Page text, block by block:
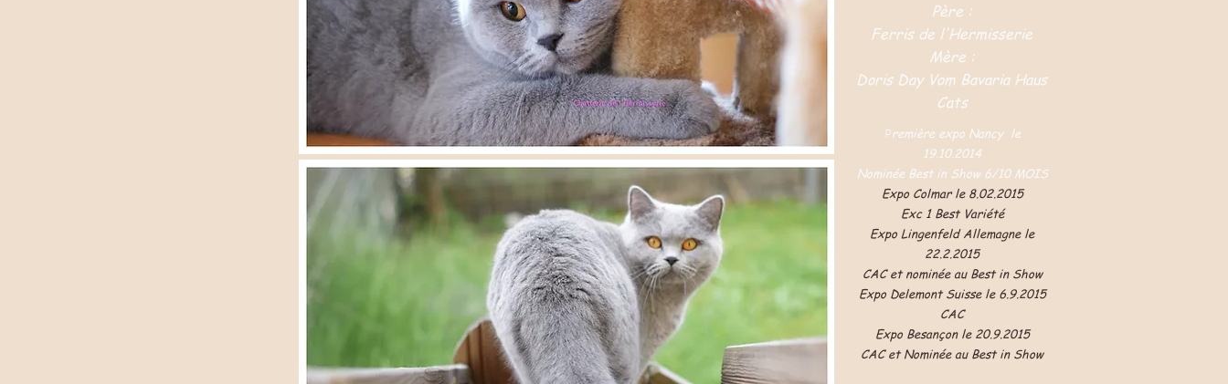
Père :
Ferris de l'Hermisserie
Mère :
Doris Day Vom Bavaria Haus
Cats
Première expo Nancy le
19.10.2014
Nominée Best in Show 6/10 MOIS
Expo Colmar le 8.02.2015
Exc 1 Best Variété
Expo Lingenfeld Allemagne le
22.2.2015
CAC et nominée au Best in Show
Expo Delemont Suisse le 6.9.2015
CAC
Expo Besançon le 20.9.2015
CAC et Nominée au Best in Show